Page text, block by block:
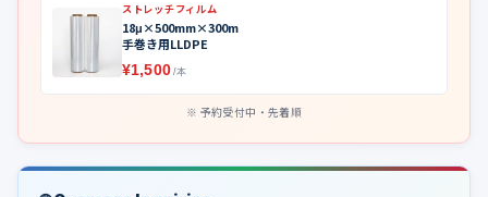
ストレッチフィルム
18μ×500mm×300m
手巻き用LLDPE
¥1,500 /本
予約受付中・先着順